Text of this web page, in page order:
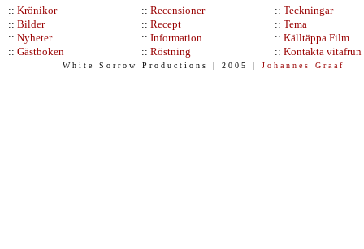
:: Krönikor :: Recensioner :: Teckningar
:: Bilder :: Recept :: Tema
:: Nyheter :: Information :: Källtäppa Film
:: Gästboken :: Röstning :: Kontakta vitafrun
W h i t e S o r r o w P r o d u c t i o n s | 2 0 0 5 | J o h a n n e s G r a a f